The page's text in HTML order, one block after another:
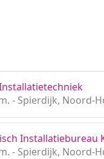
- Spierdijk, Noord-
Installatiebureau
- Spierdijk, Noord-